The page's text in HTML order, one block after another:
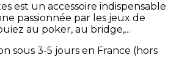
est un accessoire indispensable
passionnée par les jeux de
au poker, au bridge,...
sous 3-5 jours en France (hors